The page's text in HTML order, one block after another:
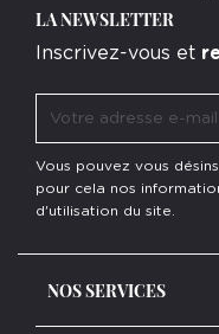
LA NEWSLETTER
Inscrivez-vous et
Vous pouvez vous
pour cela nos
d'utilisation du site.
NOS SERVICES